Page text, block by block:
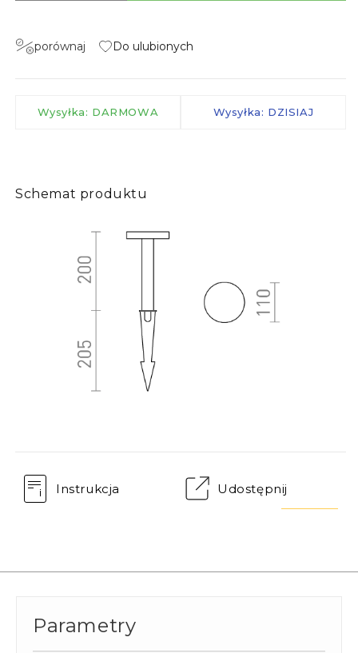
porównaj Do ulubionych
Wysyłka: DARMOWA Wysyłka: DZISIAJ
Schemat produktu
Instrukcja Udostępnij
Parametry